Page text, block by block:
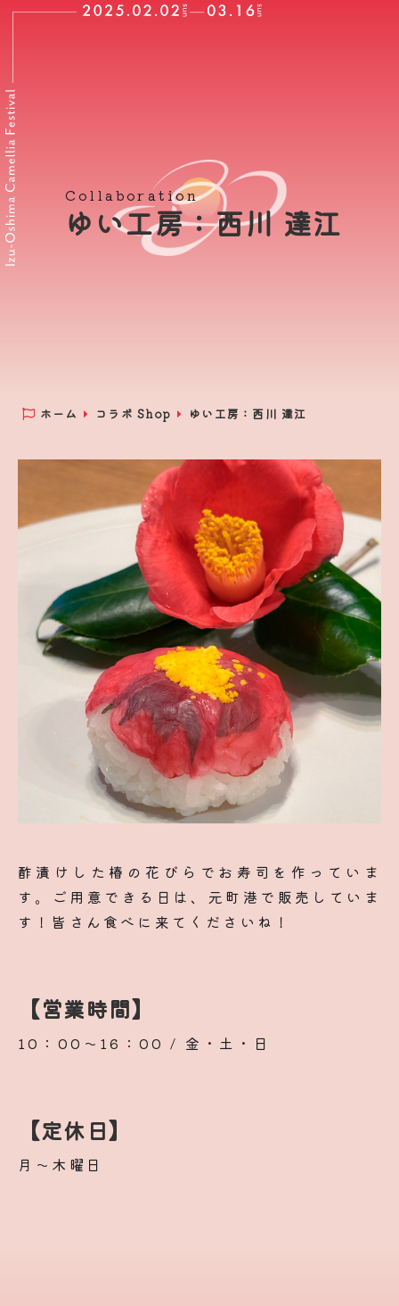
Collaboration
ゆい工房：西川 達江
ホーム コラボ Shop ゆい工房：西川 達江
酢漬けした椿の花びらでお寿司を作っていま
す。ご用意できる日は、元町港で販売していま
す！皆さん食べに来てくださいね！
【営業時間】
10：00～16：00 / 金・土・日
【定休日】
月〜木曜日